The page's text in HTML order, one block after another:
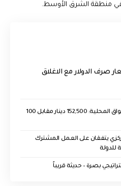
منطقة الشرق الأوسط.
صرف الدولار مع الاغلاق
استقرار أسعار الصرف في الأسواق المحلية: 152,500 دينار مقابل 100
يتفقان على العمل المشترك
للدولة
بصرة – حديثة قريباً